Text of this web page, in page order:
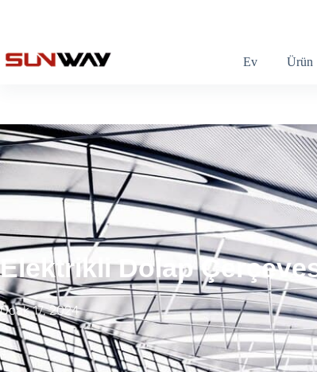
Ev Ürün
Elektrikli Dolap
Ocak 17, 2024